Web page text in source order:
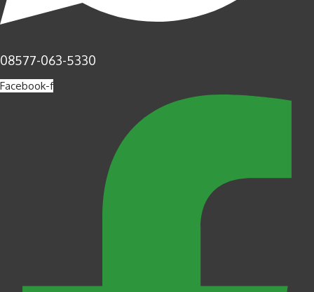
08577-063-5330
Facebook-f